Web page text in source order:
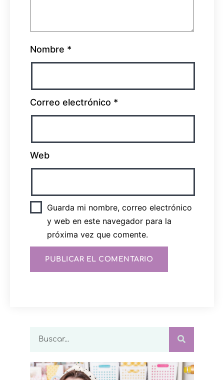
Nombre *
Correo electrónico *
Web
Guarda mi nombre, correo electrónico
y web en este navegador para la
próxima vez que comente.